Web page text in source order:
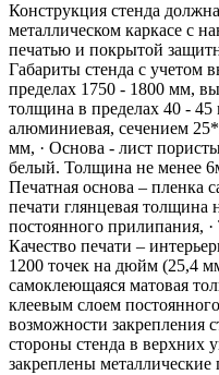
Конструкция стенда
металлическом каркасе с
печатью и покрытой
Габариты стенда с учетом
пределах 1750 - 1800 мм,
толщина в пределах 40 -
алюминиевая, сечением
мм, · Основа - лист
белый. Толщина не менее
Печатная основа – пленка
печати глянцевая толщина
постоянного прилипания, ·
Качество печати –
1200 точек на дюйм (25,4
самоклеющаяся матовая
клеевым слоем
возможности закрепления
стороны стенда в верхних
закреплены металлические